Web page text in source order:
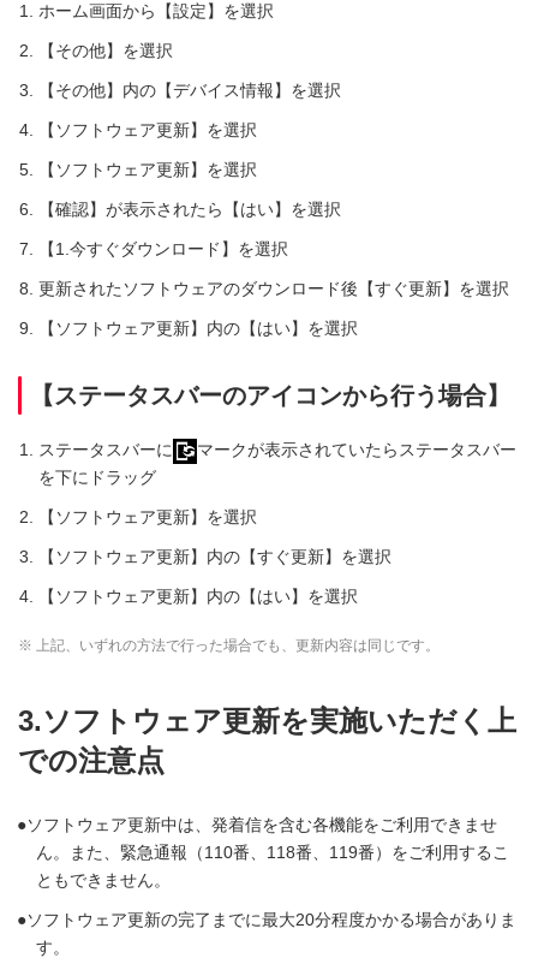
ホーム画面から【設定】を選択
【その他】を選択
【その他】内の【デバイス情報】を選択
【ソフトウェア更新】を選択
【ソフトウェア更新】を選択
【確認】が表示されたら【はい】を選択
【1.今すぐダウンロード】を選択
更新されたソフトウェアのダウンロード後【すぐ更新】を選択
【ソフトウェア更新】内の【はい】を選択
【ステータスバーのアイコンから行う場合】
ステータスバーに
マークが表示されていたらステータスバー
を下にドラッグ
【ソフトウェア更新】を選択
【ソフトウェア更新】内の【すぐ更新】を選択
【ソフトウェア更新】内の【はい】を選択
※ 上記、いずれの方法で行った場合でも、更新内容は同じです。
3.ソフトウェア更新を実施いただく上
での注意点
ソフトウェア更新中は、発着信を含む各機能をご利用できませ
ん。また、緊急通報（110番、118番、119番）をご利用するこ
ともできません。
ソフトウェア更新の完了までに最大20分程度かかる場合がありま
す。